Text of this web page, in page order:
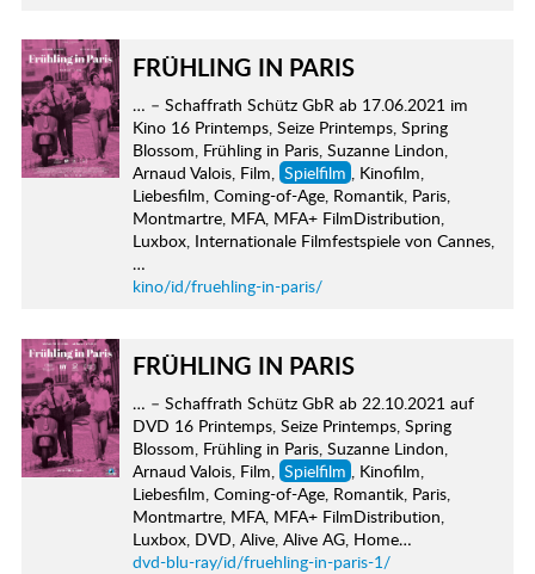
FRÜHLING IN PARIS
… – Schaffrath Schütz GbR ab 17.06.2021 im
Kino 16 Printemps, Seize Printemps, Spring
Blossom, Frühling in Paris, Suzanne Lindon,
Arnaud Valois, Film,
Spielfilm , Kinofilm,
Liebesfilm, Coming-of-Age, Romantik, Paris,
Montmartre, MFA, MFA+ FilmDistribution,
Luxbox, Internationale Filmfestspiele von Cannes,
…
kino/id/fruehling-in-paris/
FRÜHLING IN PARIS
… – Schaffrath Schütz GbR ab 22.10.2021 auf
DVD 16 Printemps, Seize Printemps, Spring
Blossom, Frühling in Paris, Suzanne Lindon,
Arnaud Valois, Film, Spielfilm , Kinofilm,
Liebesfilm, Coming-of-Age, Romantik, Paris,
Montmartre, MFA, MFA+ FilmDistribution,
Luxbox, DVD, Alive, Alive AG, Home…
dvd-blu-ray/id/fruehling-in-paris-1/